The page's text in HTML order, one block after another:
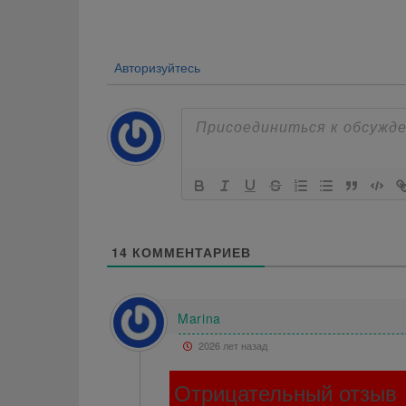
Авторизуйтесь
14 КОММЕНТАРИЕВ
Marina
2026 лет назад
Отрицательный отзыв